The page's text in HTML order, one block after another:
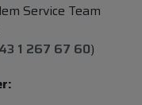
Service Team
1 267 67 60)